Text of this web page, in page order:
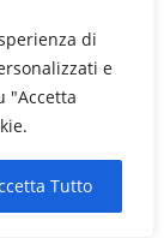
di
e
"Accetta
Tutto
dei Metalli: